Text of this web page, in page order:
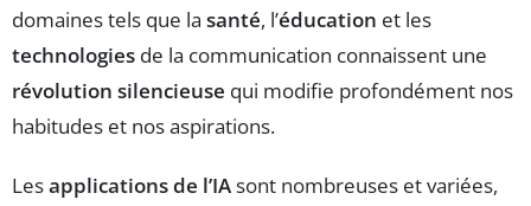
domaines tels que la santé, l’éducation et les
technologies de la communication connaissent une
révolution silencieuse qui modifie profondément nos
habitudes et nos aspirations.
Lesapplications de l’IAsont nombreuses et variées,